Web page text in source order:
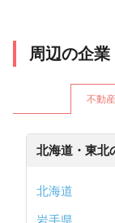
周辺の企
不動
北海道・東北
北海道
岩手県